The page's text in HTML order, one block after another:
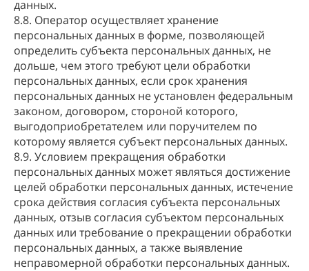
данных.
8.8. Оператор осуществляет хранение
персональных данных в форме, позволяющей
определить субъекта персональных данных, не
дольше, чем этого требуют цели обработки
персональных данных, если срок хранения
персональных данных не установлен федеральным
законом, договором, стороной которого,
выгодоприобретателем или поручителем по
которому является субъект персональных данных.
8.9. Условием прекращения обработки
персональных данных может являться достижение
целей обработки персональных данных, истечение
срока действия согласия субъекта персональных
данных, отзыв согласия субъектом персональных
данных или требование о прекращении обработки
персональных данных, а также выявление
неправомерной обработки персональных данных.